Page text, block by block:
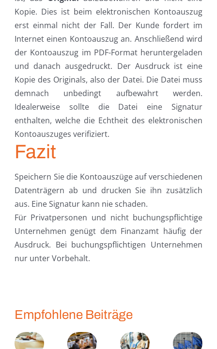
Kopie. Dies ist beim elektronischen Kontoauszug
erst einmal nicht der Fall. Der Kunde fordert im
Internet einen Kontoauszug an. Anschließend wird
der Kontoauszug im PDF-Format heruntergeladen
und danach ausgedruckt. Der Ausdruck ist eine
Kopie des Originals, also der Datei. Die Datei muss
demnach unbedingt aufbewahrt werden.
Idealerweise sollte die Datei eine Signatur
enthalten, welche die Echtheit des elektronischen
Kontoauszuges verifiziert.
Fazit
Speichern Sie die Kontoauszüge auf verschiedenen
Datenträgern ab und drucken Sie ihn zusätzlich
aus. Eine Signatur kann nie schaden.
Für Privatpersonen und nicht buchungspflichtige
Unternehmen genügt dem Finanzamt häufig der
Ausdruck. Bei buchungspflichtigen Unternehmen
nur unter Vorbehalt.
Empfohlene Beiträge